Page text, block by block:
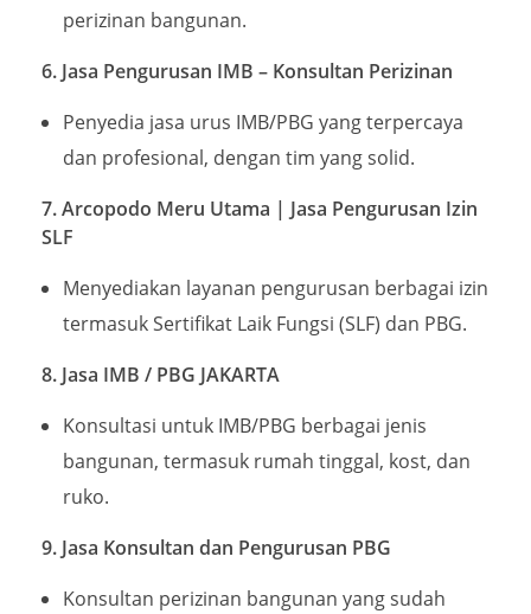
perizinan bangunan.
6. Jasa Pengurusan IMB – Konsultan Perizinan
Penyedia jasa urus IMB/PBG yang terpercaya
dan profesional, dengan tim yang solid.
7. Arcopodo Meru Utama | Jasa Pengurusan Izin
SLF
Menyediakan layanan pengurusan berbagai izin
termasuk Sertifikat Laik Fungsi (SLF) dan PBG.
8. Jasa IMB / PBG JAKARTA
Konsultasi untuk IMB/PBG berbagai jenis
bangunan, termasuk rumah tinggal, kost, dan
ruko.
9. Jasa Konsultan dan Pengurusan PBG
Konsultan perizinan bangunan yang sudah